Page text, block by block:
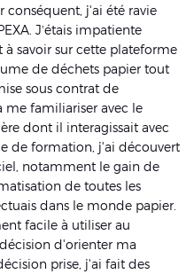
conséquent, j'ai été ravie
J’étais impatiente
savoir sur cette plateforme
de déchets papier tout
sous contrat de
me familiariser avec le
dont il interagissait avec
de formation, j'ai découvert
notamment le gain de
de toutes les
dans le monde papier.
facile à utiliser au
d'orienter ma
prise, j'ai fait des